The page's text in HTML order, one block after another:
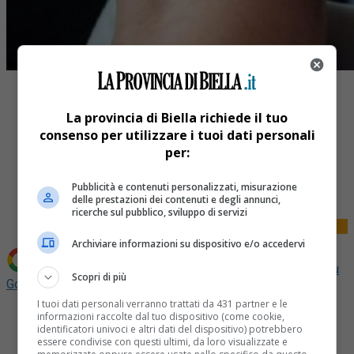
Tweet
Aggiungi La Provincia di Biella come
Fonte preferita su
Google
Sono36.829le persone che hanno ricevuto il vaccino
contro il Covid comunicate oggi all’Unità di Crisi della
La provincia di Biella richiede il tuo
consenso per utilizzare i tuoi dati personali
per:
Pubblicità e contenuti personalizzati, misurazione
delle prestazioni dei contenuti e degli annunci,
ricerche sul pubblico, sviluppo di servizi
Archiviare informazioni su dispositivo e/o accedervi
Scopri di più
I tuoi dati personali verranno trattati da 431 partner e le
informazioni raccolte dal tuo dispositivo (come cookie,
identificatori univoci e altri dati del dispositivo) potrebbero
essere condivise con questi ultimi, da loro visualizzate e